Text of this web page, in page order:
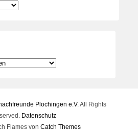
Plochingen e.V. All Rights
Datenschutz
Flames von Catch Themes